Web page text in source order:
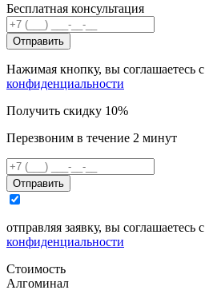
Бесплатная консультация
Отправить
Нажимая кнопку, вы соглашаетесь с
конфиденциальности
Получить скидку 10%
Перезвоним в течение 2 минут
Отправить
отправляя заявку, вы соглашаетесь с
конфиденциальности
Стоимость
Алгоминал